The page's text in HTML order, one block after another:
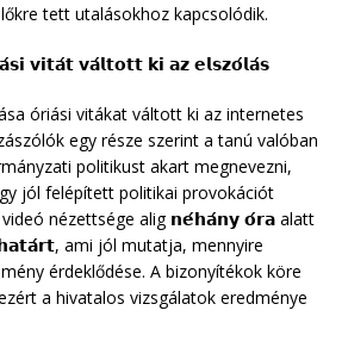
tett utalásokhoz kapcsolódik.
𝘃𝗶𝘁𝗮́𝘁 𝘃𝗮́𝗹𝘁𝗼𝘁𝘁 𝗸𝗶 𝗮𝘇 𝗲𝗹𝘀𝘇𝗼́𝗹𝗮́𝘀
óriási vitákat váltott ki az internetes
egy része szerint a tanú valóban
politikust akart megnevezni,
jól felépített politikai provokációt
videó nézettsége alig 𝗻𝗲́𝗵𝗮́𝗻𝘆 𝗼́𝗿𝗮 alatt
ami jól mutatja, mennyire
érdeklődése. A bizonyítékok köre
a hivatalos vizsgálatok eredménye